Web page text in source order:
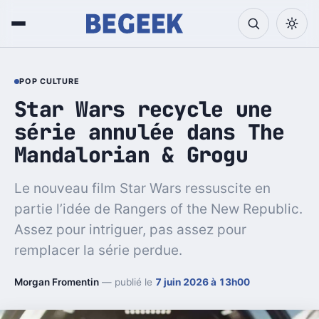
POP CULTURE
Star Wars recycle une
série annulée dans The
Mandalorian & Grogu
Le nouveau film Star Wars ressuscite en
partie l’idée de Rangers of the New Republic.
Assez pour intriguer, pas assez pour
remplacer la série perdue.
Morgan Fromentin — publié le 7 juin 2026 à 13h00